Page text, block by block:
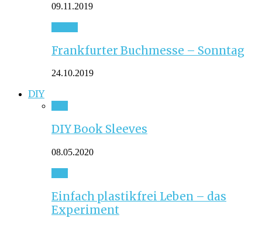
09.11.2019
Frankfurter Buchmesse – Sonntag
24.10.2019
DIY
DIY Book Sleeves
08.05.2020
Einfach plastikfrei Leben – das
Experiment